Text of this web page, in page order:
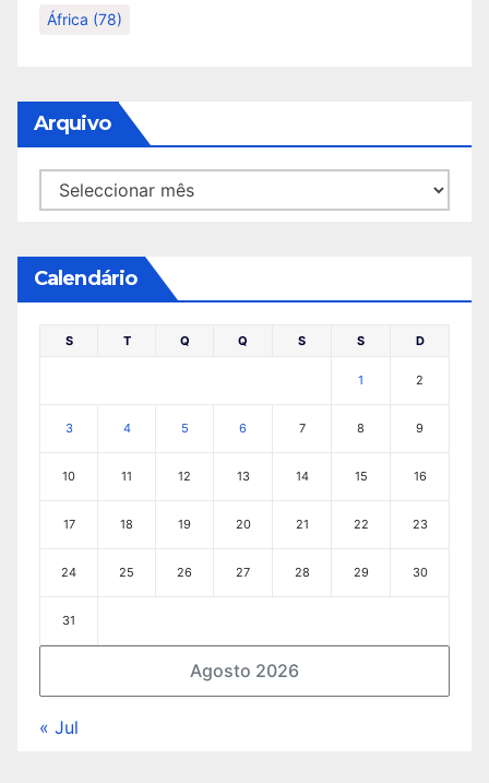
África (78)
Arquivo
Arquivo
Calendário
Agosto 2026
S T Q Q S S D
1 2
3 4 5 6 7 8 9
10 11 12 13 14 15 16
17 18 19 20 21 22 23
24 25 26 27 28 29 30
31
« Jul